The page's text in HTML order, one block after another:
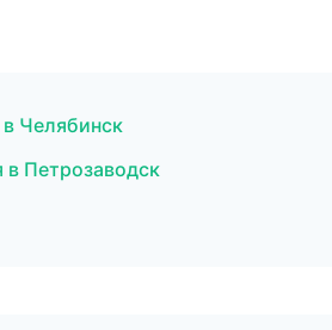
Челябинск
Петрозаводск